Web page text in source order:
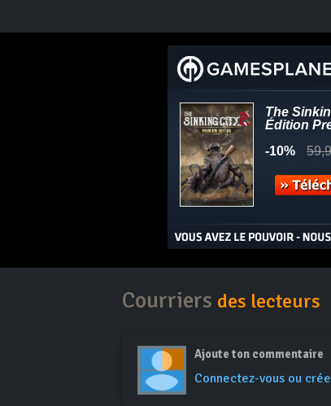
Courriers des lecteurs
Ajoute ton commentaire
Connectez-vous ou